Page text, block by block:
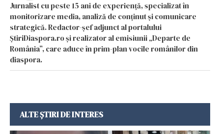
Jurnalist cu peste 15 ani de experiență, specializat în
monitorizare media, analiză de conținut și comunicare
strategică. Redactor-șef adjunct al portalului
ȘtiriDiaspora.ro și realizator al emisiunii „Departe de
România”, care aduce în prim-plan vocile românilor din
diaspora.
ALTE ȘTIRI DE INTERES